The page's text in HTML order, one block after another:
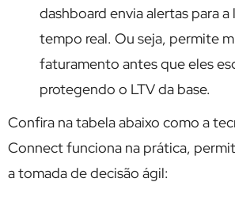
dashboard envia alertas para a
tempo real. Ou seja, permite
faturamento antes que eles
protegendo o LTV da base.
Confira na tabela abaixo como a
Connect funciona na prática,
a tomada de decisão ágil: